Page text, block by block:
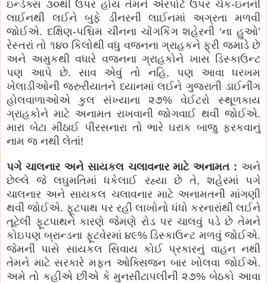
ઇન્ડેક્સ ૩૦થી ઉપર હોય તેમને એરપોર્ટ ઉપર ચેક-ઇનની
લાઈનથી લઈને બુફે ડીનરની લાઈનમાં અગ્રતા મળવી
જોઈએ. દક્ષિણ-પશ્ચિમ ચીનના ચોંગકિંગ શહેરની ‘ના હુઓ’
રેસ્તરાં તો ૧૪૦ કિલોથી વધુ વજનના ગ્રાહકને ફ્રી જમાડે છે
અને અમુકથી વધારે વજનના ગ્રાહકોને ખાસ ડિસ્કાઉન્ટ
પણ આપે છે. સાવ એવું તો નહિ, પણ આવા ધરખમ
ખેલાડીઓની જરુરીયાતને ધ્યાનમાં લઈને ગુજરાતી ડાઈનીંગ
હોલવાળાઓએ કુલ સંખ્યાના ૨૭% વેઈટરો સ્થૂળકાય
ગ્રાહકોને માટે અનામત રાખવાની જોગવાઈ થવી જોઈએ.
મારા બેટા મીઠાઈ પીરસનારા તો ભારે ઘરાક બાજુ ફરકવાનું
નામ જ નથી લેતાં!
પગે ચાલનાર અને સાયકલ ચલાવનાર માટે અનામત : અને
છેલ્લે જે લઘુમતિમાં ધકેલાઈ રહ્યા છે તે, શહેરમાં પગે
ચાલનાર અને સાયકલ ચલાવનાર માટે અનામતની માંગણી
થવી જોઈએ. ફૂટપાથ પર રહી લાખોનો ધંધો કરનારાંથી લઈને
તૂટેલી ફૂટપાથને કારણે જેમણે રોડ પર ચાલવું પડે છે તેમને
કોઇપણ બ્રાન્ડના ફૂટવેરમાં ૪૯% ડિસ્કાઉન્ટ મળવું જોઈએ.
જેમની પાસે સાયકલ સિવાય કોઈ પ્રકારનું વાહન નથી
તેમને માટે સરકારે મફત ઓક્સિજન બાર ખોલવા જોઈએ.
અમે તો કહીએ છીએ કે મુનસીટાપલીની ૨૭% બેઠકો આવા